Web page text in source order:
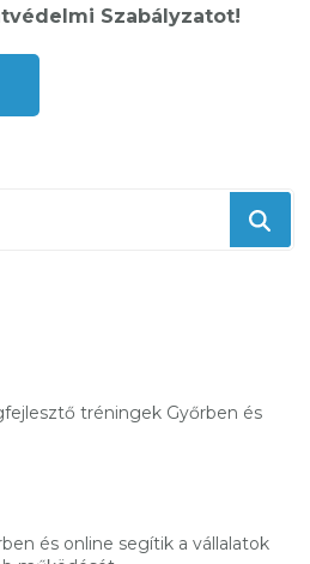
Szabályzatot!
tréningek Győrben és
és online segítik a vállalatok